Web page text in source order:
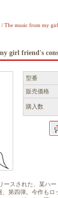
The music from my
girl friend's
型番
販売価格
購入数
ースされた、某ハ
、第四弾。今作もロ